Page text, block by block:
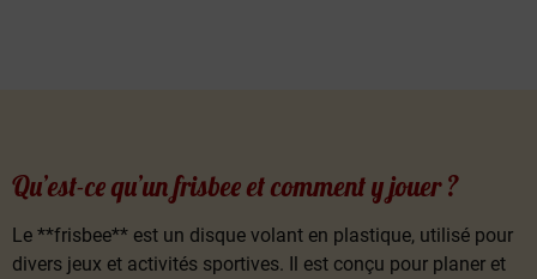
Qu’est-ce qu’un frisbee et comment y jouer ?
Le **frisbee** est un disque volant en plastique, utilisé pour
divers jeux et activités sportives. Il est conçu pour planer et